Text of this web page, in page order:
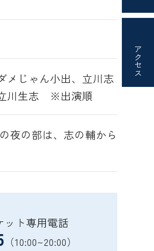
アクセス
メじゃん小出、立川志
立川生志 ※出演順
夜の部は、志の輔から
ット専用電話
（10:00~20:00）